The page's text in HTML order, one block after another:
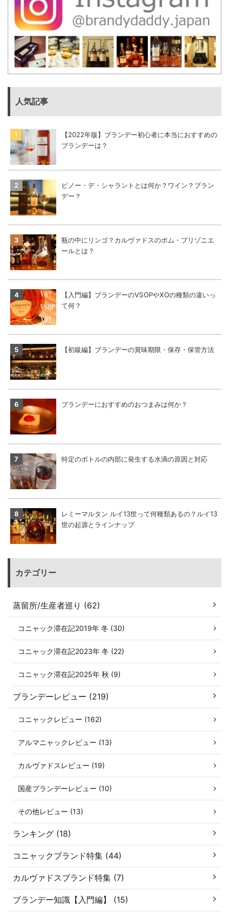
人気記事
【2022年版】ブランデー初心者に本当におすすめの
ブランデーは？
ピノー・デ・シャラントとは何か？ワイン？ブラン
デー？
瓶の中にリンゴ？カルヴァドスのポム・プリゾニエ
ールとは？
【入門編】ブランデーのVSOPやXOの種類の違いっ
て何？
【初級編】ブランデーの賞味期限・保存・保管方法
ブランデーにおすすめのおつまみは何か？
特定のボトルの内部に発生する水滴の原因と対応
レミーマルタン ルイ13世って何種類あるの？ルイ13
世の起源とラインナップ
カテゴリー
蒸留所/生産者巡り (62)
コニャック滞在記2019年 冬 (30)
コニャック滞在記2023年 冬 (22)
コニャック滞在記2025年 秋 (9)
ブランデーレビュー (219)
コニャックレビュー (162)
アルマニャックレビュー (13)
カルヴァドスレビュー (19)
国産ブランデーレビュー (10)
その他レビュー (13)
ランキング (18)
コニャックブランド特集 (44)
カルヴァドスブランド特集 (7)
ブランデー知識【入門編】 (15)